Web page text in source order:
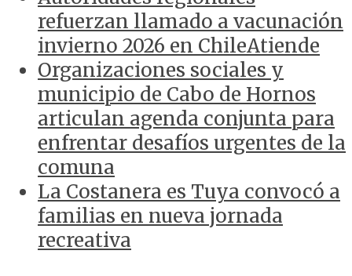
refuerzan llamado a vacunación
invierno 2026 en ChileAtiende
Organizaciones sociales y
municipio de Cabo de Hornos
articulan agenda conjunta para
enfrentar desafíos urgentes de la
comuna
La Costanera es Tuya convocó a
familias en nueva jornada
recreativa